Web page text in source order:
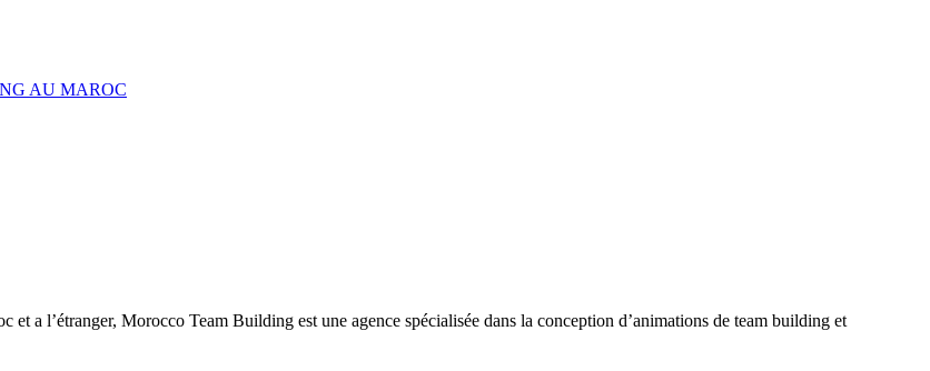
AU MAROC
a l’étranger, Morocco Team Building est une agence spécialisée dans la conception d’animations de team building et